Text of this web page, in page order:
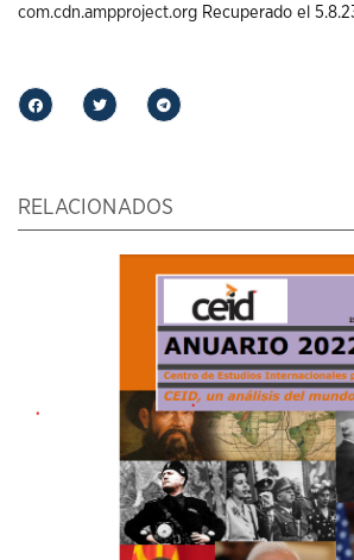
com.cdn.ampproject.org Recuperado el
RELACIONADOS